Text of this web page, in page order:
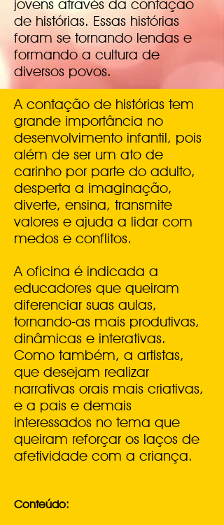
jovens através da contação
de histórias. Essas histórias
foram se tornando lendas e
formando a cultura de
diversos povos.
A contação de histórias tem
grande importância no
desenvolvimento infantil, pois
além de ser um ato de
carinho por parte do adulto,
desperta a imaginação,
diverte, ensina, transmite
valores e ajuda a lidar com
medos e conflitos.
A oficina é indicada a
educadores que queiram
diferenciar suas aulas,
tornando-as mais produtivas,
dinâmicas e interativas.
Como também, a artistas,
que desejam realizar
narrativas orais mais criativas,
e a pais e demais
interessados no tema que
queiram reforçar os laços de
afetividade com a criança.
Conteúdo: